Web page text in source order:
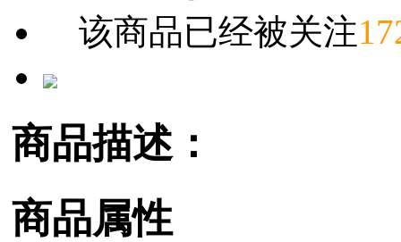
该商品已经被关注
商品描述：
商品属性